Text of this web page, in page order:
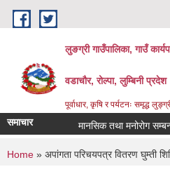
Skip to main content
लुङग्री गाउँपालिका, गाउँ
वडाचौर, रोल्पा, लुम्बिनी प्रदेश
पूर्वाधार, कृषि र पर्यटनः समृद्ध
समाचार मानसिक तथा मनोरोग
You are here
Home » अपांगता परिचयपत्र वितरण घुम्ती